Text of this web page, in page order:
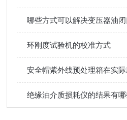
哪些方式可以解决变压器油
环刚度试验机的校准方式
安全帽紫外线预处理箱在实
绝缘油介质损耗仪的结果有